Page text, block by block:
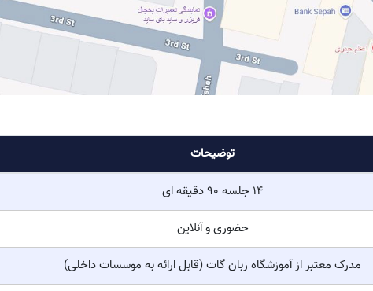
توضیحات
14 جلسه 90 دقیقه ای
حضوری و آنلاین
مدرک معتبر از آموزشگاه زبان گات (قابل ارائه به موسسات داخلی)